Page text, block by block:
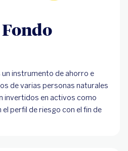
Fondo
instrumento de ahorro e
de varias personas naturales
invertidos en activos como
perfil de riesgo con el fin de